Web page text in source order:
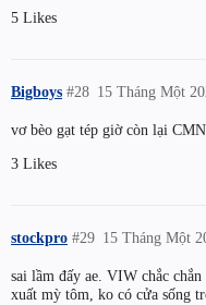
5 Likes
Bigboys 15 Tháng Một
#28
vơ bèo gạt tép giờ còn lại
3 Likes
stockpro 15 Tháng Một
#29
sai lầm đấy ae. VIW chắc
xuất mỳ tôm, ko có cửa sống